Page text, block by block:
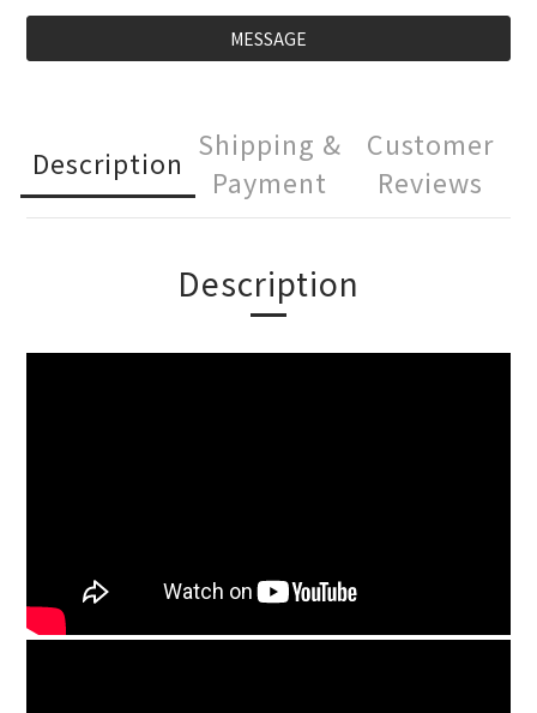
MESSAGE
Description
Shipping &
Payment
Customer
Reviews
Description